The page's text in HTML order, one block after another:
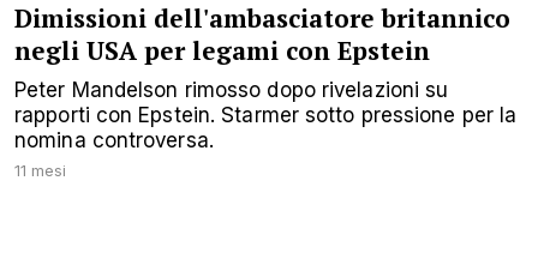
Dimissioni dell'ambasciatore britannico
negli USA per legami con Epstein
Peter Mandelson rimosso dopo rivelazioni su
rapporti con Epstein. Starmer sotto pressione per la
nomina controversa.
11 mesi